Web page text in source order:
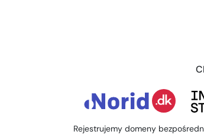
Rejestrujemy domeny